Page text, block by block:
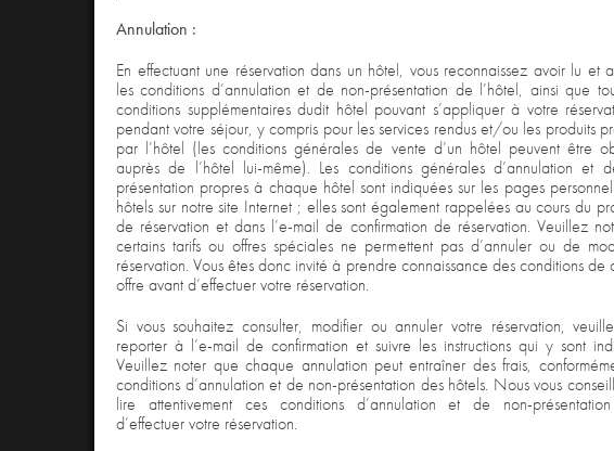
Annulation :
En effectuant une réservation dans un hôtel, vous reconnaissez avoir lu et
les conditions d’annulation et de non-présentation de l’hôtel, ainsi que
conditions supplémentaires dudit hôtel pouvant s’appliquer à votre
pendant votre séjour, y compris pour les services rendus et/ou les produits
par l’hôtel (les conditions générales de vente d’un hôtel peuvent être
auprès de l’hôtel lui-même). Les conditions générales d’annulation et
présentation propres à chaque hôtel sont indiquées sur les pages
hôtels sur notre site Internet ; elles sont également rappelées au cours du
de réservation et dans l’e-mail de confirmation de réservation. Veuillez
certains tarifs ou offres spéciales ne permettent pas d’annuler ou de
réservation. Vous êtes donc invité à prendre connaissance des conditions de
offre avant d’effectuer votre réservation.
Si vous souhaitez consulter, modifier ou annuler votre réservation,
reporter à l’e-mail de confirmation et suivre les instructions qui y sont
Veuillez noter que chaque annulation peut entraîner des frais,
conditions d’annulation et de non-présentation des hôtels. Nous vous
lire attentivement ces conditions d’annulation et de non-
d’effectuer votre réservation.